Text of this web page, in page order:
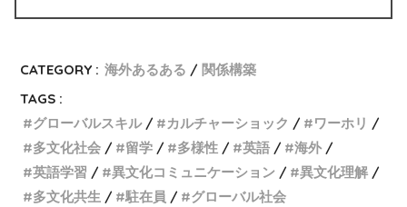
CATEGORY : 海外あるある
関係構築
TAGS :
グローバルスキル
カルチャーショック
ワーホリ
多文化社会
留学 多様性 英語
海外
英語学習
異文化コミュニケーション
異文化理解
多文化共生
駐在員 グローバル社会